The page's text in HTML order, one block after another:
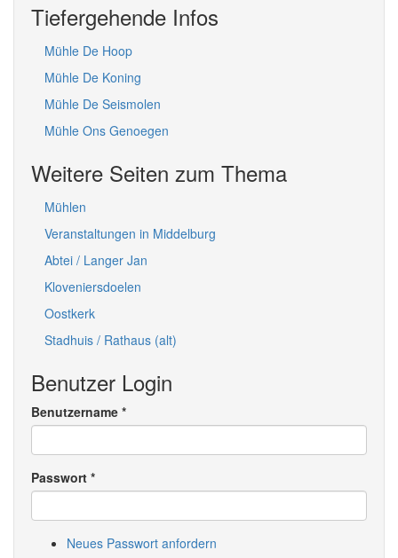
Tiefergehende Infos
Mühle De Hoop
Mühle De Koning
Mühle De Seismolen
Mühle Ons Genoegen
Weitere Seiten zum Thema
Mühlen
Veranstaltungen in Middelburg
Abtei / Langer Jan
Kloveniersdoelen
Oostkerk
Stadhuis / Rathaus (alt)
Benutzer Login
Benutzername *
Passwort *
Neues Passwort anfordern